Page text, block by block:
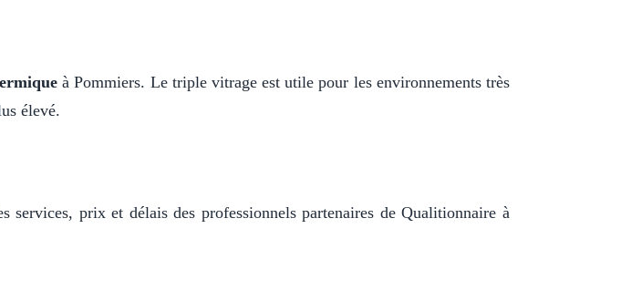
à Pommiers. Le triple vitrage est utile pour les environnements très
élevé.
services, prix et délais des professionnels partenaires de Qualitionnaire à